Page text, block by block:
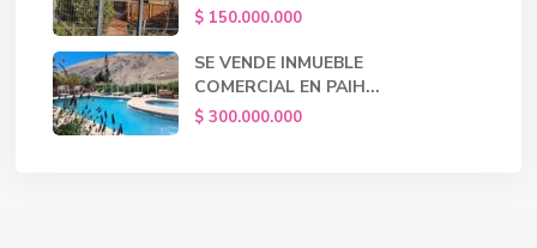
$ 150.000.000
SE VENDE INMUEBLE
COMERCIAL EN PAIH...
$ 300.000.000